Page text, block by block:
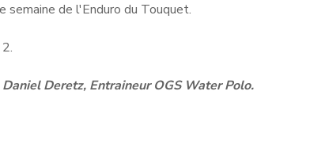
semaine de l'Enduro du Touquet.
Daniel Deretz, Entraineur OGS Water Polo.